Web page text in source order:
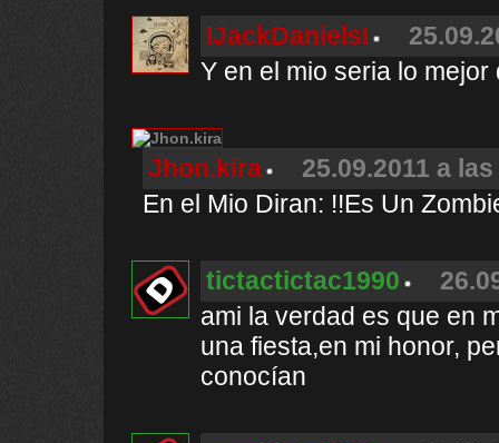
IJackDanielsI
Y en el mio seria lo
Jhon.kira
25.09.2011 a
En el Mio Diran: !!Es Un
tictactictac1990
ami la verdad es que en
una fiesta,en mi honor,
conocían